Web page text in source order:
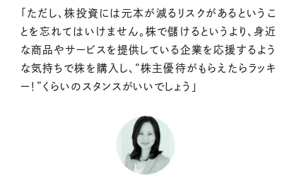
「ただし、株投資には元本が減るリスクがあるというこ
とを忘れてはいけません。株で儲けるというより、身近
な商品やサービスを提供している企業を応援するよう
な気持ちで株を購入し、“株主優待がもらえたらラッキ
ー！”くらいのスタンスがいいでしょう」